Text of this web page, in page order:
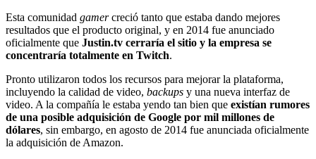
Esta comunidad gamercreció tanto que estaba dando mejores
resultados que el producto original, y en 2014 fue anunciado
oficialmente que Justin.tv cerraría el sitio y la empresa se
concentraría totalmente en Twitch.
Pronto utilizaron todos los recursos para mejorar la plataforma,
incluyendo la calidad de video, backups y una nueva interfaz de
video. A la compañía le estaba yendo tan bien que existían rumores
de una posible adquisición de Google por mil millones de
dólares, sin embargo, en agosto de 2014 fue anunciada oficialmente
la adquisición de Amazon.